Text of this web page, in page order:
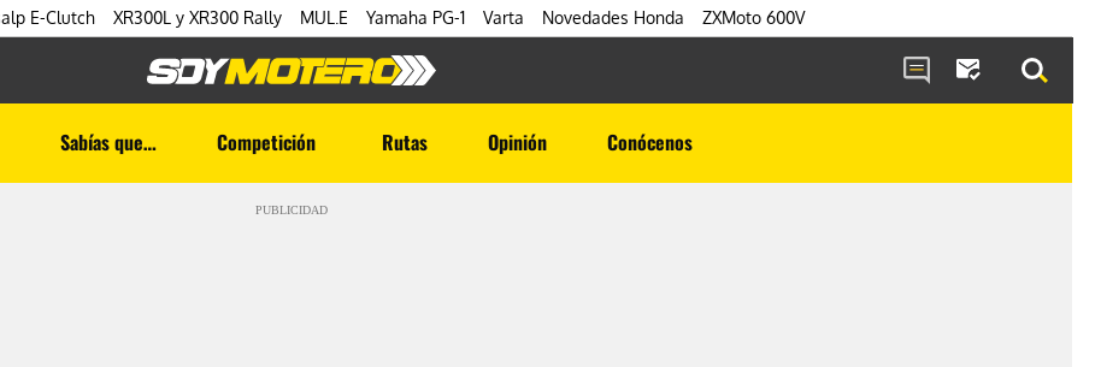
E-Clutch XR300L y XR300 Rally MUL.E Yamaha PG-1 Varta Novedades Honda ZXMoto 600V
Sabías que… Competición Rutas Opinión Conócenos
PUBLICIDAD